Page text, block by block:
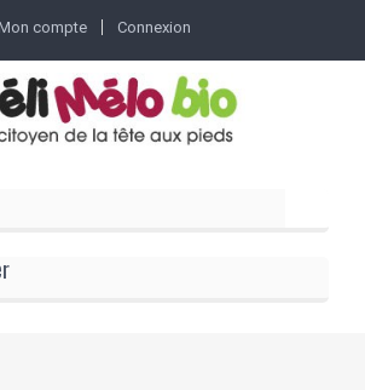
compte Connexion